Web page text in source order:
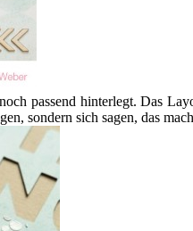
passend hinterlegt. Das
sondern sich sagen, das